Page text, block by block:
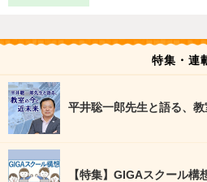
特集・連
平井聡一郎先生と語る、
【特集】GIGAスクール構